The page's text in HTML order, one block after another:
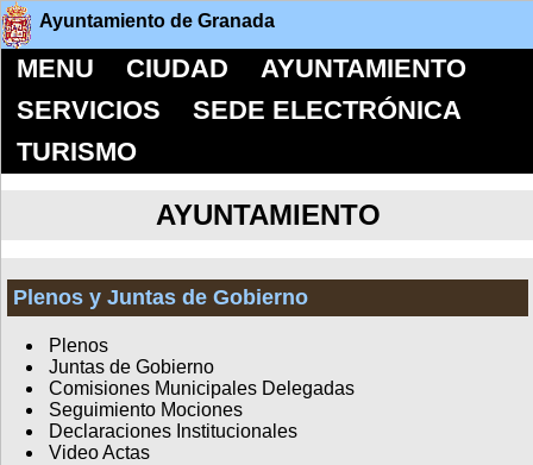
Ayuntamiento de Granada
MENU CIUDAD
AYUNTAMIENTO
SERVICIOS
SEDE ELECTRÓNICA
TURISMO
AYUNTAMIENTO
Plenos y Juntas de Gobierno
Plenos
Juntas de Gobierno
Comisiones Municipales Delegadas
Seguimiento Mociones
Declaraciones Institucionales
Video Actas